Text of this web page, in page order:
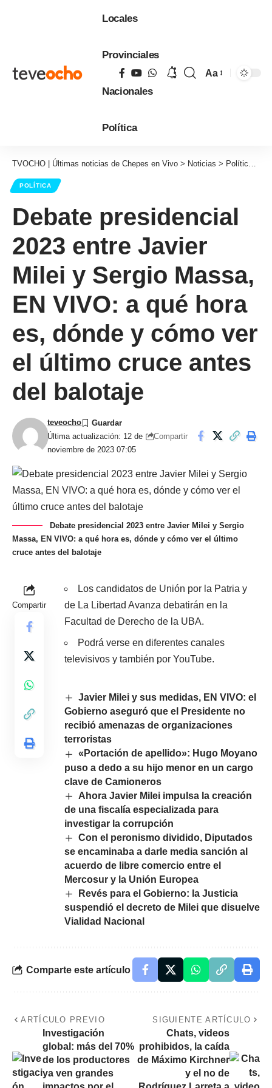
Locales
Provinciales
Nacionales
Política
Aa
TVOCHO | Últimas noticias de Chepes en Vivo > Noticias > Política >
POLÍTICA
Debate presidencial
2023 entre Javier
Milei y Sergio Massa,
EN VIVO: a qué hora
es, dónde y cómo ver
el último cruce antes
del balotaje
Última actualización: 12 de
noviembre de 2023 07:05
teveocho
Compartir
Debate presidencial 2023 entre Javier Milei y Sergio
Massa, EN VIVO: a qué hora es, dónde y cómo ver el último
cruce antes del balotaje
Compartir
Los candidatos de Unión por la Patria y
de La Libertad Avanza debatirán en la
Facultad de Derecho de la UBA.
Podrá verse en diferentes canales
televisivos y también por YouTube.
Javier Milei y sus medidas, EN VIVO: el
Gobierno aseguró que el Presidente no
recibió amenazas de organizaciones
terroristas
«Portación de apellido»: Hugo Moyano
puso a dedo a su hijo menor en un cargo
clave de Camioneros
Ahora Javier Milei impulsa la creación
de una fiscalía especializada para
investigar la corrupción
Con el peronismo dividido, Diputados
se encaminaba a darle media sanción al
acuerdo de libre comercio entre el
Mercosur y la Unión Europea
Revés para el Gobierno: la Justicia
suspendió el decreto de Milei que disuelve
Vialidad Nacional
Comparte este artículo
ARTÍCULO PREVIO
Investigación
global: más del 70%
de los productores
ya ven grandes
SIGUIENTE ARTÍCULO
Chats, videos
prohibidos, la caída
de Máximo Kirchner
y el no de